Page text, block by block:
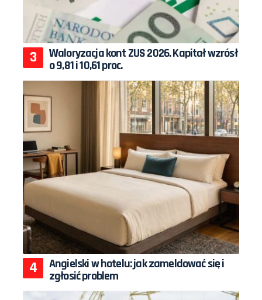
Waloryzacja kont ZUS 2026. Kapitał wzrósł
o 9,81 i 10,61 proc.
Angielski w hotelu: jak zameldować się i
zgłosić problem